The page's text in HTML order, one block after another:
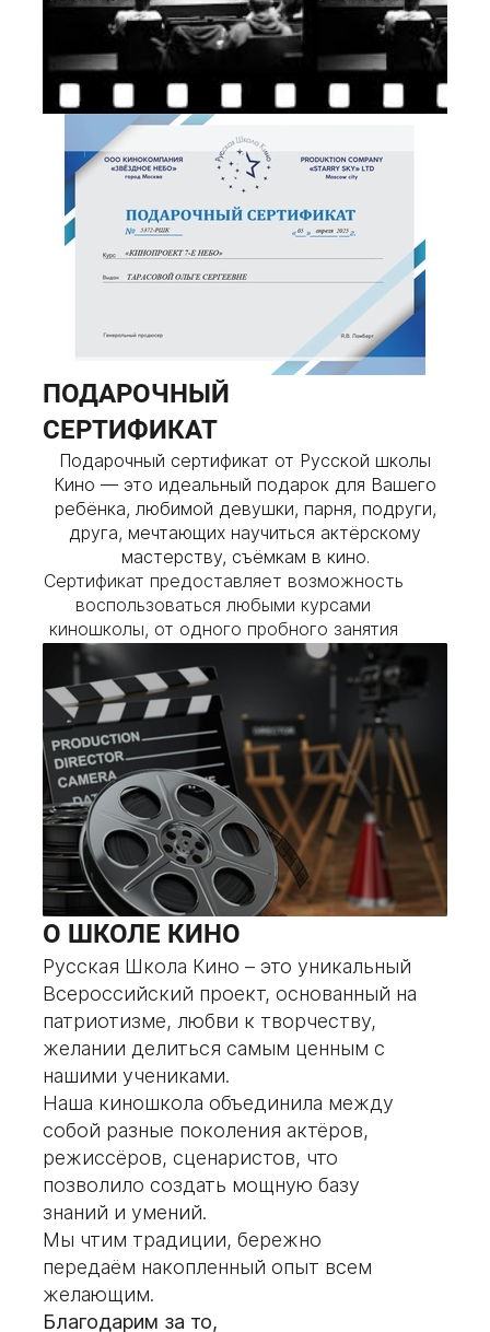
ПОДАРОЧНЫЙ
СЕРТИФИКАТ
Подарочный сертификат от Русской школы
Кино — это идеальный подарок для Вашего
ребёнка, любимой девушки, парня, подруги,
друга, мечтающих научиться актёрскому
мастерству, съёмкам в кино.
Сертификат предоставляет возможность
воспользоваться любыми курсами
киношколы, от одного пробного занятия
до полной оплаты любого выбранного
курса.
ЗАКАЗАТЬ ПОДАРОЧНЫЙ СЕРТИФИКАТ
О ШКОЛЕ КИНО
Русская Школа Кино – это уникальный
Всероссийский проект, основанный на
патриотизме, любви к творчеству,
желании делиться самым ценным с
нашими учениками.
Наша киношкола объединила между
собой разные поколения актёров,
режиссёров, сценаристов, что
позволило создать мощную базу
знаний и умений.
Мы чтим традиции, бережно
передаём накопленный опыт всем
желающим.
Благодарим за то,